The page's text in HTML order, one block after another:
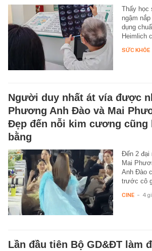
Thấy học
ngậm
dụng
Heimlich
SỨC KHỎE
Người duy nhất át vía được
Phương Anh Đào và Mai
Đẹp đến nỗi kim cương cũng
bằng
Đến 2 đại
Mai
Anh Đào
trước cô
CINE - 4
Lần đầu tiên Bộ GD&ĐT làm